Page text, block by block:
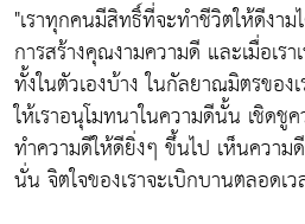
"เราทุกคนมีสิทธิ์ที่จะทำชีวิตให้ดีงา
การสร้างคุณงามความดี และเมื่อเร
ทั้งในตัวเองบ้าง ในกัลยาณมิตรของ
ให้เราอนุโมทนาในความดีนั้น เชิดชู
ทำความดีให้ดียิ่งๆ ขึ้นไป เห็นความ
นั่น จิตใจของเราจะเบิกบานตลอดเว